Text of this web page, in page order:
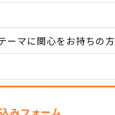
ーマに関心をお持ちの方